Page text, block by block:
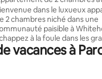
et vue sur la mer à
dans le luxueux
2 chambres niché dans une
paisible à
à la foule dans les
et plongez dans
de la cour arrière
vacances à